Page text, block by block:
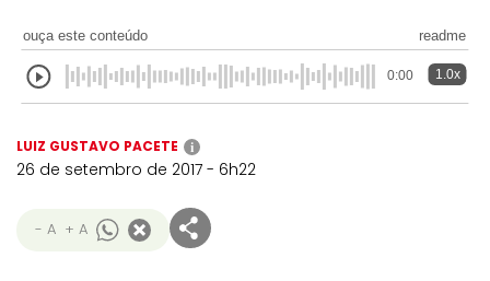
ouça este conteúdo readme
0:00 1.0x
LUIZ GUSTAVO PACETE i
26 de setembro de 2017 - 6h22
- A + A